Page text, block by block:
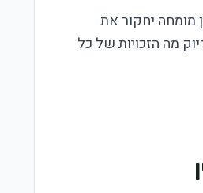
מומחה יחקור את
מה הזכויות של כל